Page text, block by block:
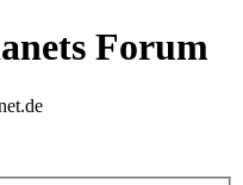
Forum